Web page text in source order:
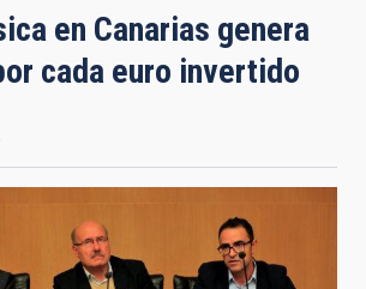
en Canarias genera
cada euro invertido